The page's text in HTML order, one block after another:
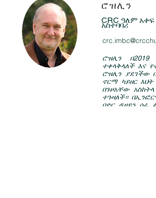
ሮዝሊን
CRC ዓለም
አስተባባሪ
ሮዝሊን በ2019
ተቀላቅላለች እና
ሮዝሊን ያደገችው
ኖርማ ካይዘር እህት
በጉዞአቸው
ተጉዛለች።
በድር ዲዛይን ሰፊ